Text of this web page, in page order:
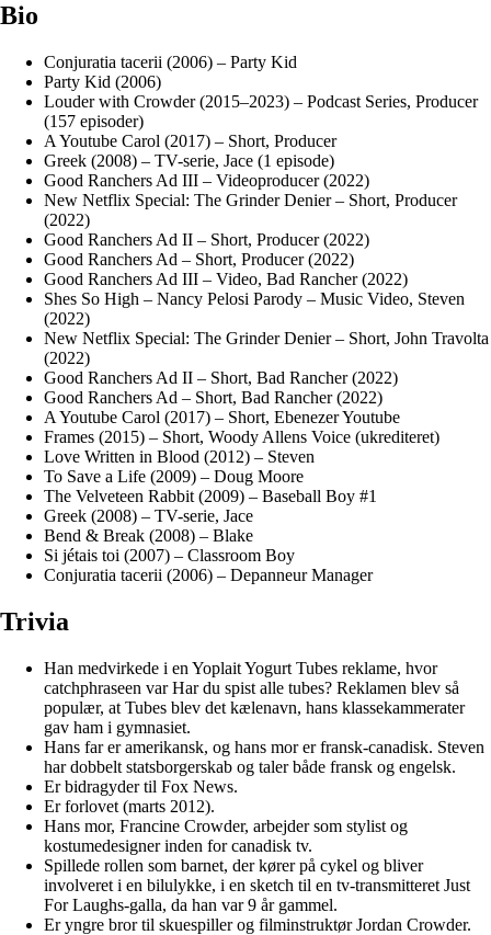
Bio
Conjuratia tacerii (2006) – Party Kid
Party Kid (2006)
Louder with Crowder (2015–2023) – Podcast Series, Producer
(157 episoder)
A Youtube Carol (2017) – Short, Producer
Greek (2008) – TV-serie, Jace (1 episode)
Good Ranchers Ad III – Videoproducer (2022)
New Netflix Special: The Grinder Denier – Short, Producer
(2022)
Good Ranchers Ad II – Short, Producer (2022)
Good Ranchers Ad – Short, Producer (2022)
Good Ranchers Ad III – Video, Bad Rancher (2022)
Shes So High – Nancy Pelosi Parody – Music Video, Steven
(2022)
New Netflix Special: The Grinder Denier – Short, John Travolta
(2022)
Good Ranchers Ad II – Short, Bad Rancher (2022)
Good Ranchers Ad – Short, Bad Rancher (2022)
A Youtube Carol (2017) – Short, Ebenezer Youtube
Frames (2015) – Short, Woody Allens Voice (ukrediteret)
Love Written in Blood (2012) – Steven
To Save a Life (2009) – Doug Moore
The Velveteen Rabbit (2009) – Baseball Boy #1
Greek (2008) – TV-serie, Jace
Bend & Break (2008) – Blake
Si jétais toi (2007) – Classroom Boy
Conjuratia tacerii (2006) – Depanneur Manager
Trivia
Han medvirkede i en Yoplait Yogurt Tubes reklame, hvor
catchphraseen var Har du spist alle tubes? Reklamen blev så
populær, at Tubes blev det kælenavn, hans klassekammerater
gav ham i gymnasiet.
Hans far er amerikansk, og hans mor er fransk-canadisk. Steven
har dobbelt statsborgerskab og taler både fransk og engelsk.
Er bidragyder til Fox News.
Er forlovet (marts 2012).
Hans mor, Francine Crowder, arbejder som stylist og
kostumedesigner inden for canadisk tv.
Spillede rollen som barnet, der kører på cykel og bliver
involveret i en bilulykke, i en sketch til en tv-transmitteret Just
For Laughs-galla, da han var 9 år gammel.
Er yngre bror til skuespiller og filminstruktør Jordan Crowder.